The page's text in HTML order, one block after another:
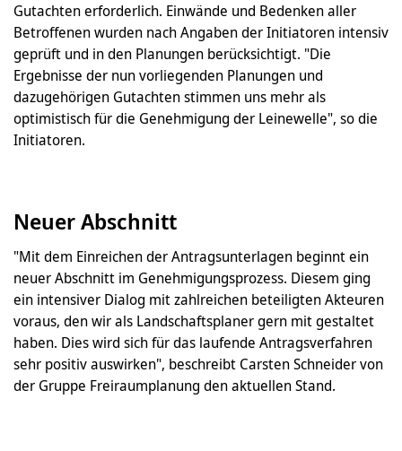
Gutachten erforderlich. Einwände und Bedenken aller
Betroffenen wurden nach Angaben der Initiatoren intensiv
geprüft und in den Planungen berücksichtigt. "Die
Ergebnisse der nun vorliegenden Planungen und
dazugehörigen Gutachten stimmen uns mehr als
optimistisch für die Genehmigung der Leinewelle", so die
Initiatoren.
Neuer Abschnitt
"Mit dem Einreichen der Antragsunterlagen beginnt ein
neuer Abschnitt im Genehmigungsprozess. Diesem ging
ein intensiver Dialog mit zahlreichen beteiligten Akteuren
voraus, den wir als Landschaftsplaner gern mit gestaltet
haben. Dies wird sich für das laufende Antragsverfahren
sehr positiv auswirken", beschreibt Carsten Schneider von
der Gruppe Freiraumplanung den aktuellen Stand.